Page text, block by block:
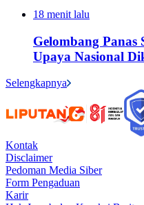
18 menit lalu
Gelombang Panas
Upaya Nasional
Selengkapnya
Kontak
Disclaimer
Pedoman Media Siber
Form Pengaduan
Karir